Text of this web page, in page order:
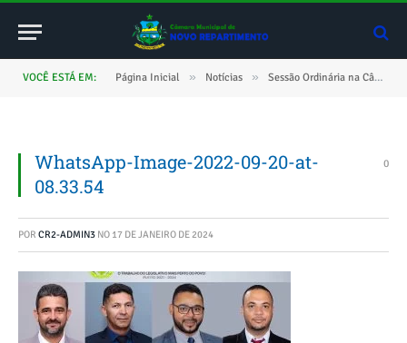
VOCÊ ESTÁ EM: Página Inicial » Notícias » Sessão Ordinária na Câmara de Novo Repartimento
WhatsApp-Image-2022-09-20-at-
08.33.54
0
POR CR2-ADMIN3 NO 17 DE JANEIRO DE 2024